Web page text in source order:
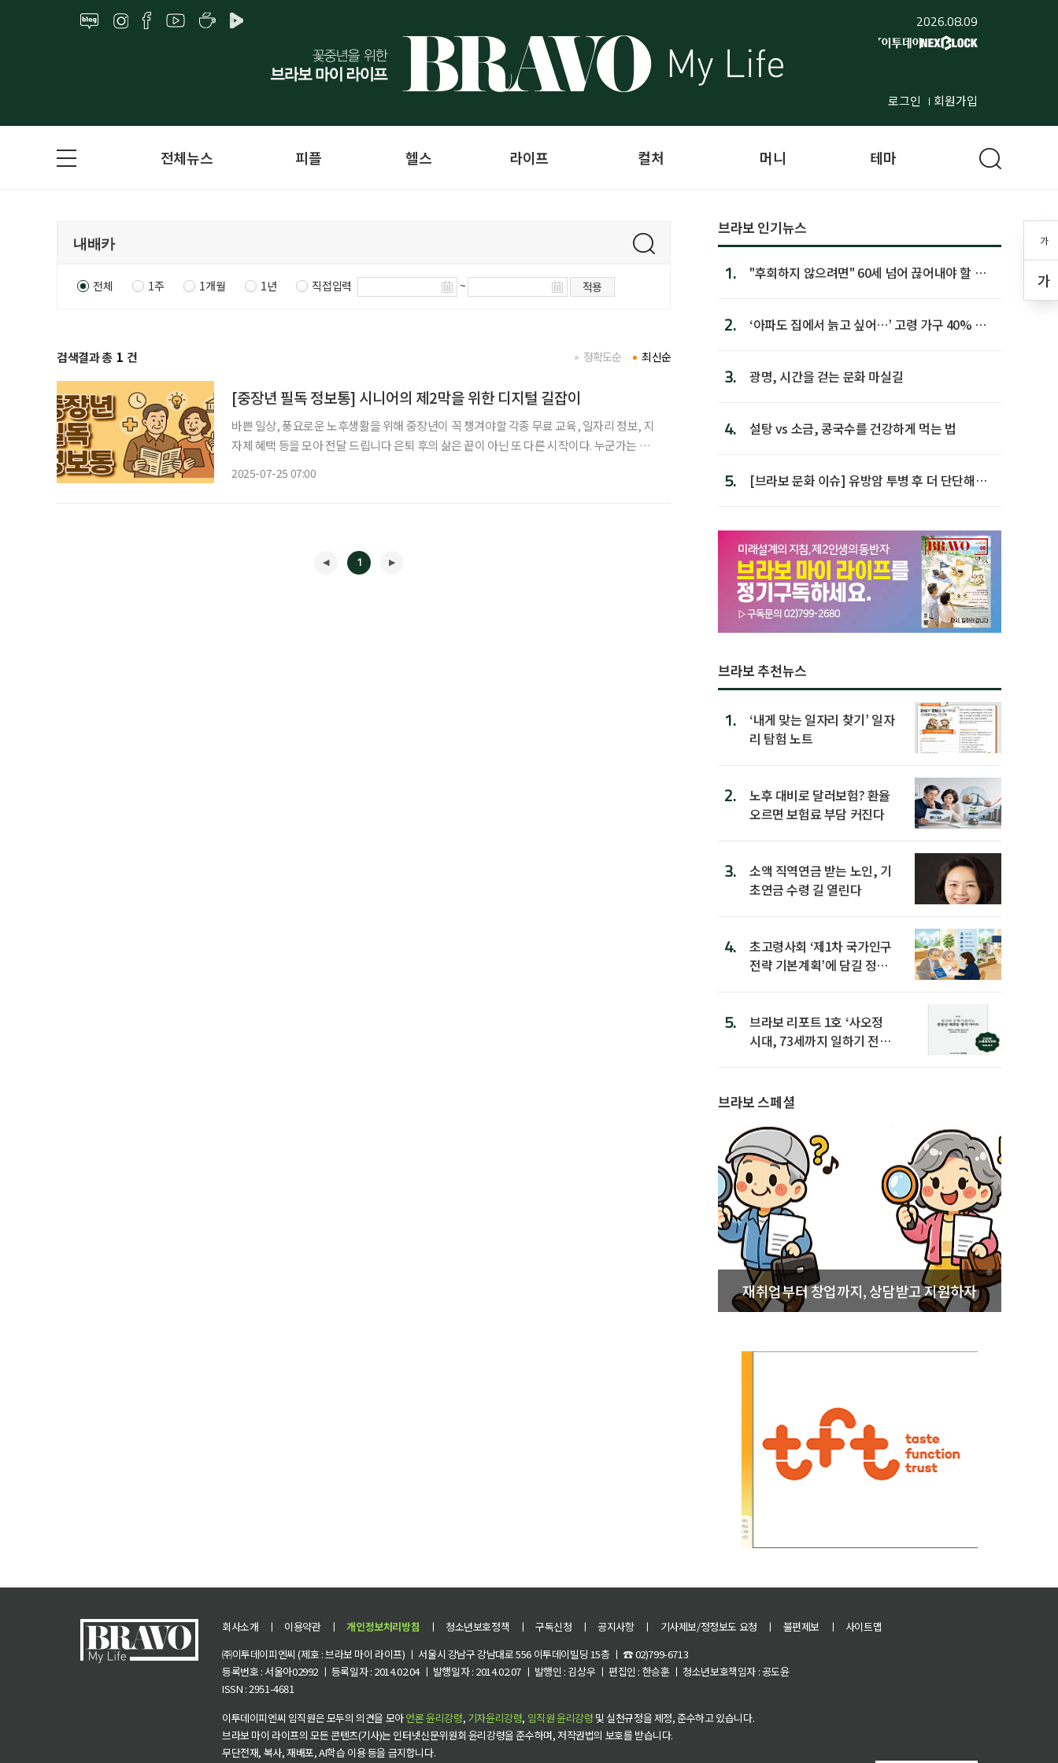
2026.08.09
로그인 회원가입
가
가
전체뉴스 피플 헬스 라이프 컬처 머니 테마
전체 1주 1개월 1년 직접입력 ~ 적용
검색결과 총 1 건 최신순
정확도순
[중장년 필독 정보통] 시니어의 제2막을 위한 디지털 길잡이
바쁜 일상, 풍요로운 노후생활을 위해 중장년이 꼭 챙겨야할 각종 무료 교육, 일자리 정보, 지
자체 혜택 등을 모아 전달 드립니다 은퇴 후의 삶은 끝이 아닌 또 다른 시작이다. 누군가는 새
2025-07-25 07:00
1
브라보 인기뉴스
1.
"후회하지 않으려면" 60세 넘어 끊어내야 할 사
2.
‘아파도 집에서 늙고 싶어…’ 고령 가구 40% 노
3. 광명, 시간을 걷는 문화 마실길
4. 설탕 vs 소금, 콩국수를 건강하게 먹는 법
5.
[브라보 문화 이슈] 유방암 투병 후 더 단단해진
브라보 추천뉴스
1.
‘내게 맞는 일자리 찾기’ 일자
리 탐험 노트
2.
노후 대비로 달러보험? 환율
오르면 보험료 부담 커진다
3.
소액 직역연금 받는 노인, 기
초연금 수령 길 열린다
4.
초고령사회 ‘제1차 국가인구
전략 기본계획’에 담길 정책
5.
브라보 리포트 1호 ‘사오정
시대, 73세까지 일하기 전략’
브라보 스페셜
재취업부터 창업까지, 상담받고 지원하자
회사소개 ㅣ 이용약관 ㅣ 개인정보처리방침 ㅣ 청소년보호정책 ㅣ 구독신청 ㅣ 공지사항 ㅣ 기사제보/정정보도 요청 ㅣ 불편제보 ㅣ
사이트맵
㈜이투데이피엔씨 (제호 : 브라보 마이 라이프) ㅣ 서울시 강남구 강남대로 556 이투데이빌딩 15층 ㅣ ☎ 02)799-6713
등록번호 : 서울아02992 ㅣ 등록일자 : 2014.02.04 ㅣ 발행일자 : 2014.02.07 ㅣ 발행인 : 김상우 ㅣ 편집인 : 한승훈 ㅣ 청소년보호책임자 : 공도윤
ISSN : 2951-4681
이투데이피엔씨 임직원은 모두의 의견을 모아언론 윤리강령, 기자윤리강령, 임직원 윤리강령 및 실천규정을 제정, 준수하고 있습니다.
브라보 마이 라이프의 모든 콘텐츠(기사)는 인터넷신문위원회 윤리강령을 준수하며, 저작권법의 보호를 받습니다.
무단전재, 복사, 재배포, AI학습 이용 등을 금지합니다.